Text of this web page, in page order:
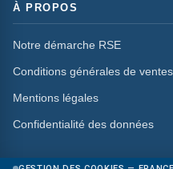
À PROPOS
Notre démarche RSE
Conditions générales de ventes
Mentions légales
Confidentialité des données